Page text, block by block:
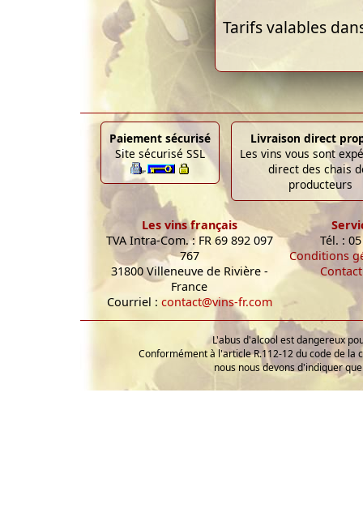
Tarifs valables
Paiement sécurisé
Site sécurisé SSL
Livraison direct
Les vins vous sont
direct des chais
producteurs
Les vins français
TVA Intra-Com. : FR 69 892 097
767
31800 Villeneuve de Rivière -
France
Courriel : contact@vins-fr.com
Tél. :
Conditions
Contact
L'abus d'alcool est dangereux
Conformément à l'article R.112-12 du code de la
nous nous devons d'indiquer